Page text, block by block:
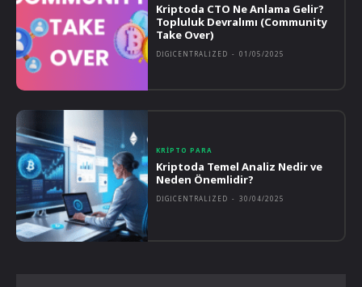
Kriptoda CTO Ne Anlama Gelir?
Topluluk Devralımı (Community
Take Over)
DIGICENTRALIZED - 01/05/2025
KRIPTO PARA
Kriptoda Temel Analiz Nedir ve
Neden Önemlidir?
DIGICENTRALIZED - 30/04/2025